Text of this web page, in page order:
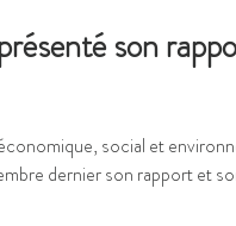
son
social et
dernier son rapport et